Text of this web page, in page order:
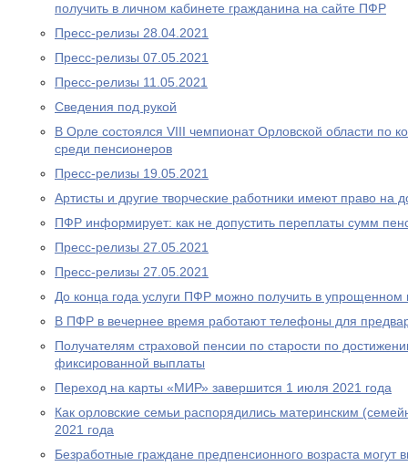
получить в личном кабинете гражданина на сайте ПФР
Пресс-релизы 28.04.2021
Пресс-релизы 07.05.2021
Пресс-релизы 11.05.2021
Сведения под рукой
В Орле состоялся VIII чемпионат Орловской области по
среди пенсионеров
Пресс-релизы 19.05.2021
Артисты и другие творческие работники имеют право на
ПФР информирует: как не допустить переплаты сумм
Пресс-релизы 27.05.2021
Пресс-релизы 27.05.2021
До конца года услуги ПФР можно получить в упрощенном
В ПФР в вечернее время работают телефоны для
Получателям страховой пенсии по старости по
фиксированной выплаты
Переход на карты «МИР» завершится 1 июля 2021 года
Как орловские семьи распорядились материнским
2021 года
Безработные граждане предпенсионного возраста